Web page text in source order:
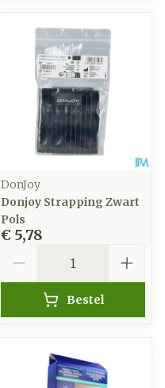
DonJoy
Donjoy Strapping Zwart
Pols
€ 5,78
Bestel